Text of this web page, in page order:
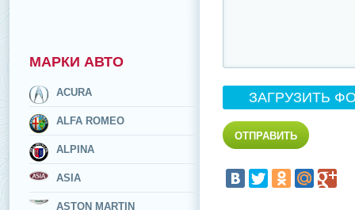
МАРКИ АВТО
ACURA
ALFA ROMEO
ALPINA
ASIA
ASTON MARTIN
ЗАГРУЗИТЬ